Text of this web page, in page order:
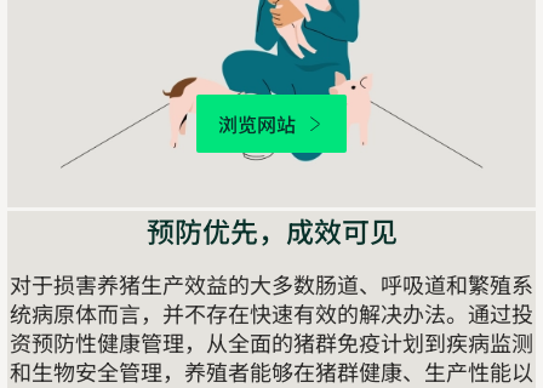
探索最新研究成果、专家观点、实用工具及更多资源，
帮助生猪养殖者在应对猪蓝耳病方面保持领先。
浏览网站
预防优先，成效可见
对于损害养猪生产效益的大多数肠道、呼吸道和繁殖系
统病原体而言，并不存在快速有效的解决办法。通过投
资预防性健康管理，从全面的猪群免疫计划到疾病监测
和生物安全管理，养殖者能够在猪群健康、生产性能以